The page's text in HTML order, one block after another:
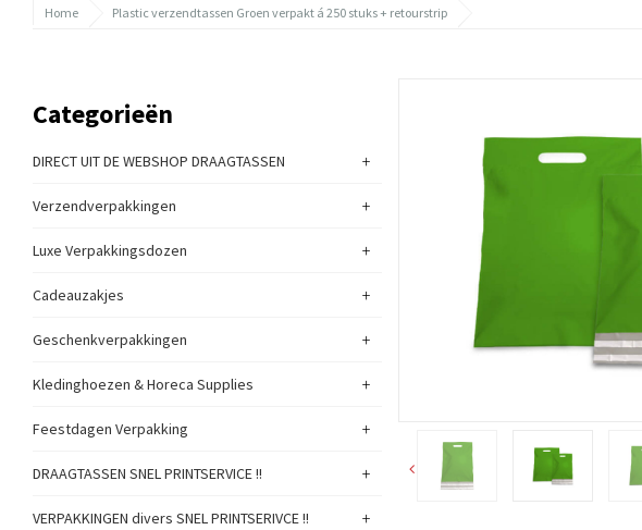
Home Plastic verzendtassen Groen verpakt á 250 stuks + retourstrip
Categorieën
DIRECT UIT DE WEBSHOP DRAAGTASSEN +
Verzendverpakkingen +
Luxe Verpakkingsdozen +
Cadeauzakjes +
Geschenkverpakkingen +
Kledinghoezen & Horeca Supplies +
Feestdagen Verpakking +
DRAAGTASSEN SNEL PRINTSERVICE !! +
VERPAKKINGEN divers SNEL PRINTSERIVCE !! +